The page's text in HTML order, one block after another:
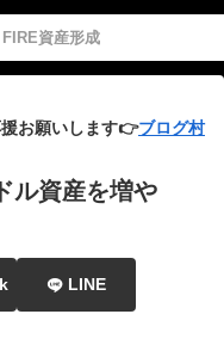
FIRE資産形成
お願いします👉ブログ村
ル資産を増や
LINE